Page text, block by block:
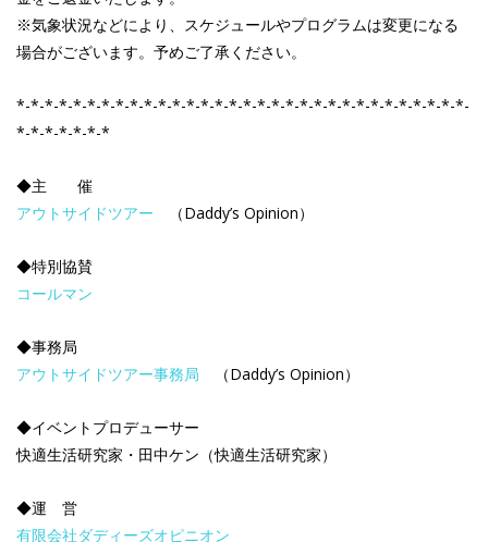
※気象状況などにより、スケジュールやプログラムは変更になる
場合がございます。予めご了承ください。
*-*-*-*-*-*-*-*-*-*-*-*-*-*-*-*-*-*-*-*-*-*-*-*-*-*-*-*-*-*-*-*-
*-*-*-*-*-*-*
◆主 催
アウトサイドツアー （Daddy’s Opinion）
◆特別協賛
コールマン
◆事務局
アウトサイドツアー事務局 （Daddy’s Opinion）
◆イベントプロデューサー
快適生活研究家・田中ケン（快適生活研究家）
◆運 営
有限会社ダディーズオピニオン